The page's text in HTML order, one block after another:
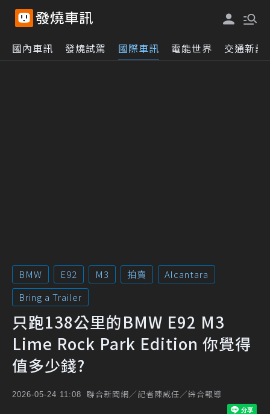
國內車訊 發燒試駕 國際車訊 電能世界 交通新訊
BMW E92 M3 拍賣
Alcantara
Bring a Trailer
只跑138公里的BMW E92 M3
Lime Rock Park Edition 你覺得
值多少錢?
2026-05-24 11:08 聯合新聞網／記者陳威任／綜合報導